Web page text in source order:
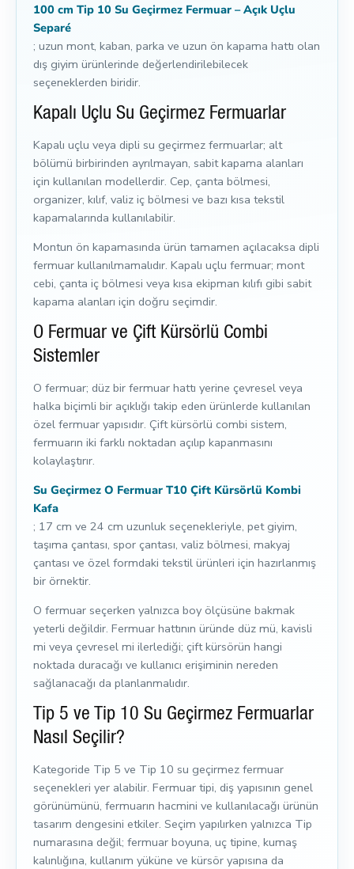
100 cm Tip 10 Su Geçirmez Fermuar – Açık Uçlu
Separé
; uzun mont, kaban, parka ve uzun ön kapama hattı olan
dış giyim ürünlerinde değerlendirilebilecek
seçeneklerden biridir.
Kapalı Uçlu Su Geçirmez Fermuarlar
Kapalı uçlu veya dipli su geçirmez fermuarlar; alt
bölümü birbirinden ayrılmayan, sabit kapama alanları
için kullanılan modellerdir. Cep, çanta bölmesi,
organizer, kılıf, valiz iç bölmesi ve bazı kısa tekstil
kapamalarında kullanılabilir.
Montun ön kapamasında ürün tamamen açılacaksa dipli
fermuar kullanılmamalıdır. Kapalı uçlu fermuar; mont
cebi, çanta iç bölmesi veya kısa ekipman kılıfı gibi sabit
kapama alanları için doğru seçimdir.
O Fermuar ve Çift Kürsörlü Combi
Sistemler
O fermuar; düz bir fermuar hattı yerine çevresel veya
halka biçimli bir açıklığı takip eden ürünlerde kullanılan
özel fermuar yapısıdır. Çift kürsörlü combi sistem,
fermuarın iki farklı noktadan açılıp kapanmasını
kolaylaştırır.
Su Geçirmez O Fermuar T10 Çift Kürsörlü Kombi
Kafa
; 17 cm ve 24 cm uzunluk seçenekleriyle, pet giyim,
taşıma çantası, spor çantası, valiz bölmesi, makyaj
çantası ve özel formdaki tekstil ürünleri için hazırlanmış
bir örnektir.
O fermuar seçerken yalnızca boy ölçüsüne bakmak
yeterli değildir. Fermuar hattının üründe düz mü, kavisli
mi veya çevresel mi ilerlediği; çift kürsörün hangi
noktada duracağı ve kullanıcı erişiminin nereden
sağlanacağı da planlanmalıdır.
Tip 5 ve Tip 10 Su Geçirmez Fermuarlar
Nasıl Seçilir?
Kategoride Tip 5 ve Tip 10 su geçirmez fermuar
seçenekleri yer alabilir. Fermuar tipi, diş yapısının genel
görünümünü, fermuarın hacmini ve kullanılacağı ürünün
tasarım dengesini etkiler. Seçim yapılırken yalnızca Tip
numarasına değil; fermuar boyuna, uç tipine, kumaş
kalınlığına, kullanım yüküne ve kürsör yapısına da